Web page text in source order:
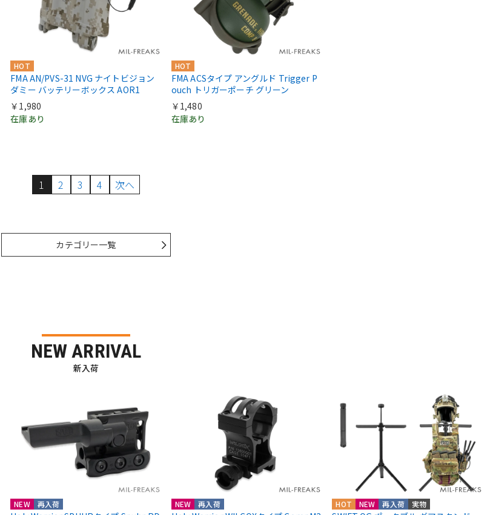
HOT
FMA AN/PVS-31 NVG ナイトビジョン
ダミー バッテリーボックス AOR1
￥1,980
在庫あり
HOT
FMA ACSタイプ アングルド Trigger P
ouch トリガーポーチ グリーン
￥1,480
在庫あり
1 2 3 4 次へ
カテゴリー一覧
NEW ARRIVAL
新入荷
NEW 再入荷 NEW 再入荷 HOT NEW 再入荷 実物